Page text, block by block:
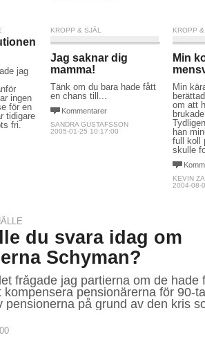
jag
ingen
för en
tidigare
fri.
KROPP & SJÄL
Jag saknar dig
mamma!
Tänk om du bara hade fått
en chans till...
Kommentarer
SANDRA GUSTAFSSON
2005-01-25 10:17:00
KROPP
Min
Min
om att
han
full koll
skulle
KEVIN
2004-08-
du svara idag om
Schyman?
frågade jag partierna om de hade
kompensera pensionärerna för 90-
pensionerna på grund av den kris